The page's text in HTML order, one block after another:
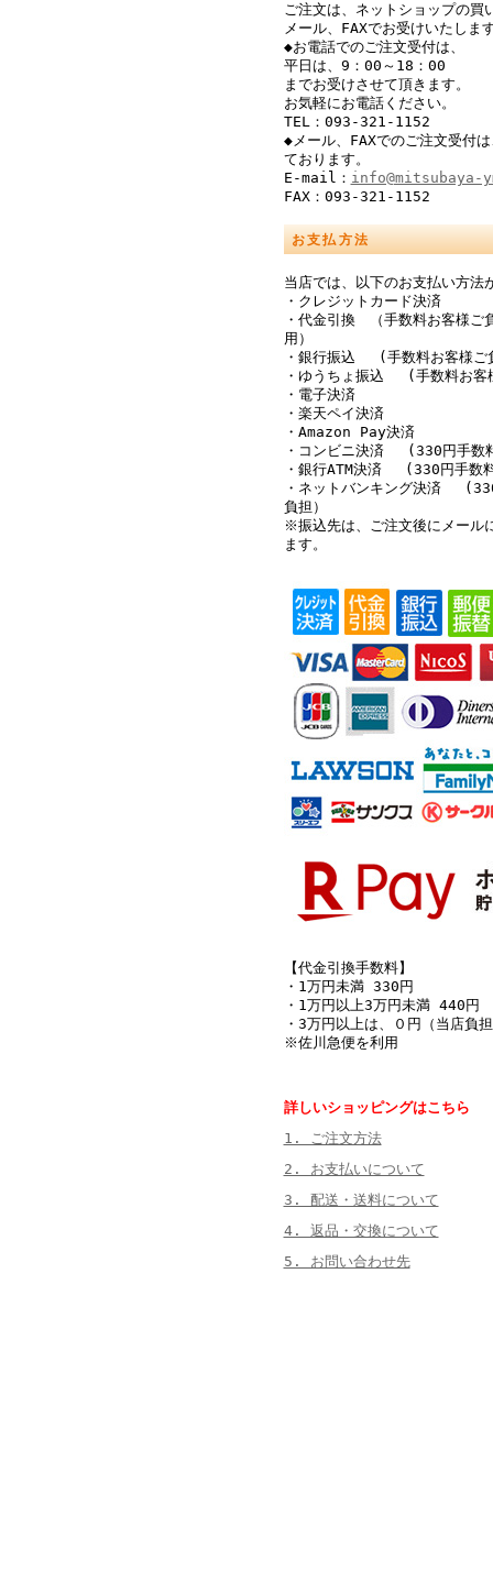
ご注文は、ネットショップの買
メール、FAXでお受けいたしま
◆お電話でのご注文受付は、
平日は、9：00～18：00
までお受けさせて頂きます。
お気軽にお電話ください。
TEL：093-321-1152
◆メール、FAXでのご注文受付
ております。
E-mail： info@mitsubaya-
FAX：093-321-1152
お支払方法
当店では、以下のお支払い方法
・クレジットカード決済
・代金引換 （手数料お客様ご
用）
・銀行振込 (手数料お客様ご
・ゆうちょ振込 (手数料お客
・電子決済
・楽天ペイ決済
・Amazon Pay決済
・コンビニ決済 (330円手数
・銀行ATM決済 (330円手数
・ネットバンキング決済
負担）
※振込先は、ご注文後にメール
ます。
【代金引換手数料】
・1万円未満 330円
・1万円以上3万円未満 440円
・3万円以上は、０円（当店負
※佐川急便を利用
詳しいショッピングはこちら
1. ご注文方法
2. お支払いについて
3. 配送・送料について
4. 返品・交換について
5. お問い合わせ先